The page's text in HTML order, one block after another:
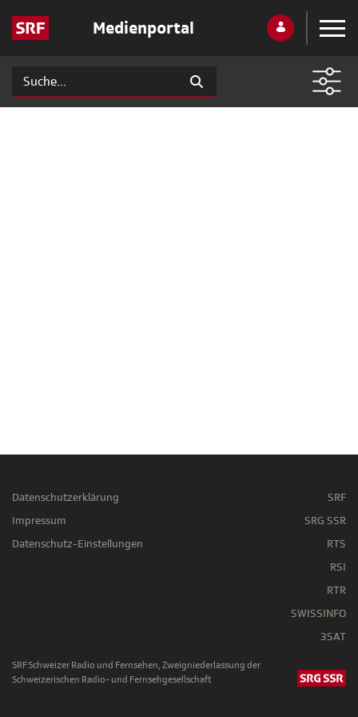
Medienportal
Datenschutzerklärung
Impressum
Datenschutz-Einstellungen
SRF
SRG SSR
RTS
RSI
RTR
SWISSINFO
3SAT
SRF Schweizer Radio und Fernsehen, Zweigniederlassung der
Schweizerischen Radio- und Fernsehgesellschaft